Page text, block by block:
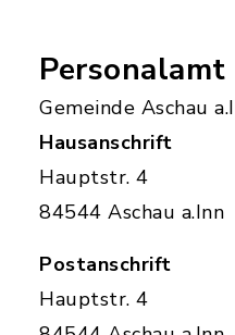
Personalamt
Gemeinde Aschau
Hausanschrift
Hauptstr. 4
84544 Aschau a.Inn
Postanschrift
Hauptstr. 4